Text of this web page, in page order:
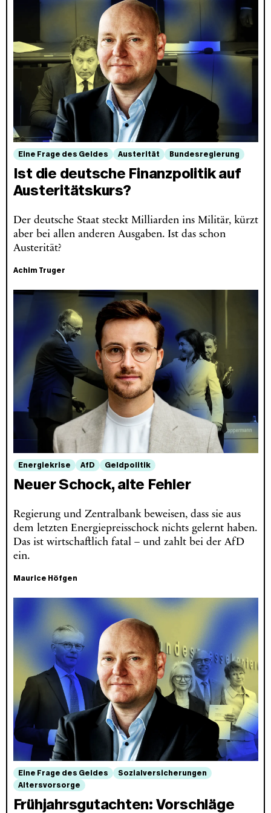
Eine Frage des Geldes Austerität Bundesregierung
Ist die deutsche Finanzpolitik auf
Austeritätskurs?
Der deutsche Staat steckt Milliarden ins Militär, kürzt
aber bei allen anderen Ausgaben. Ist das schon
Austerität?
Achim Truger
Energiekrise AfD Geldpolitik
Neuer Schock, alte Fehler
Regierung und Zentralbank beweisen, dass sie aus
dem letzten Energiepreisschock nichts gelernt haben.
Das ist wirtschaftlich fatal – und zahlt bei der AfD
ein.
Maurice Höfgen
Eine Frage des Geldes
Sozialversicherungen
Altersvorsorge
Frühjahrsgutachten: Vorschläge